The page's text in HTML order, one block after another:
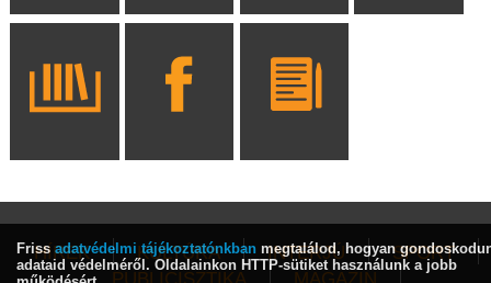
HÍREK KULTÚRA INTERJÚ
SPORT
Friss adatvédelmi tájékoztatónkban megtalálod, hogyan
adataid védelméről. Oldalainkon HTTP-sütiket használunk a jobb